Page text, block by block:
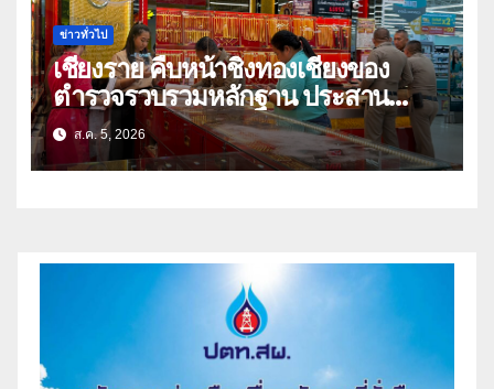
ข่าวทั่วไป
เชียงราย คืบหน้าชิงทองเชียงของ
ตำรวจรวบรวมหลักฐาน ประสาน
สปป.ลาว ติดตามจับกุม
ส.ค. 5, 2026